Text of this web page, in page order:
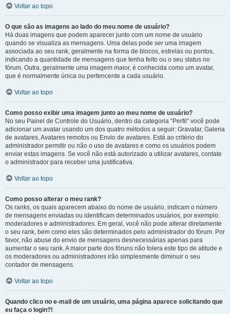
Voltar ao topo
O que são as imagens ao lado do meu nome de usuário?
Há duas imagens que podem aparecer junto com um nome de usuário
quando se visualiza as mensagens. Uma delas pode ser uma imagem
associada ao seu rank, geralmente na forma de blocos, estrelas ou pontos,
indicando a quantidade de mensagens que tenha feito ou o seu status no
fórum. Outra, geralmente uma imagem maior, é conhecida como um avatar,
que é normalmente única ou pertencente a cada usuário.
Voltar ao topo
Como posso exibir uma imagem junto ao meu nome de usuário?
No seu Painel de Controle do Usuário, dentro da categoria “Perfil” você pode
adicionar um avatar usando um dos quatro métodos a seguir: Gravatar, Galeria
de avatares, Avatares remotos ou Envio de avatares. Está ao critério do
administrador permitir ou não o uso de avatares e como os usuários podem
enviar estas imagens. Se você não está autorizado a utilizar avatares, contate
o administrador para receber uma justificativa.
Voltar ao topo
Como posso alterar o meu rank?
Os ranks, os quais aparecem abaixo do nome de usuário, indicam o número
de mensagens enviadas ou identificam determinados usuários, por exemplo:
moderadores e administradores. Em geral, você não pode alterar diretamente
o seu rank, bem como eles são determinados pelo administrador do fórum. Por
favor, não abuse do envio de mensagens desnecessárias apenas para
aumentar o seu rank. A maior parte dos fóruns não tolera este tipo de atitude e
os moderadores ou administradores irão simplesmente diminuir o seu
contador de mensagens.
Voltar ao topo
Quando clico no e-mail de um usuário, uma página aparece solicitando que
eu faça o login?!